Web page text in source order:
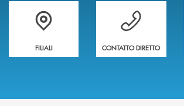
Trova la filiale più vicina a te
FILIALI
Hai bisogno di
CONTATTO DIRETTO